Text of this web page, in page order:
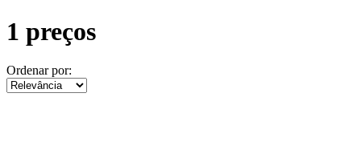
1 preços
Ordenar por: